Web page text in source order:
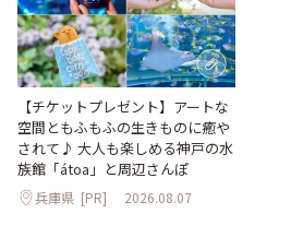
【チケットプレゼント】アートな
空間ともふもふの生きものに癒や
されて♪ 大人も楽しめる神戸の水
族館「átoa」と周辺さんぽ
兵庫県 [PR] 2026.08.07